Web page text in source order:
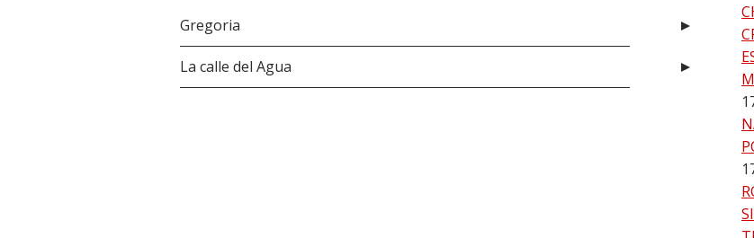
Gregoria
La calle del Agua